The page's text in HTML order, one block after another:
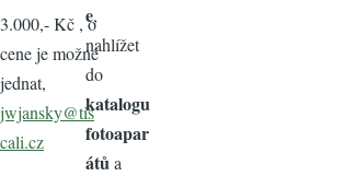
3.000,- Kč , o
cene je možné
jednat,
jwjansky@tis
cali.cz
e,
nahlížet
do
katalogu
fotoapar
átů a